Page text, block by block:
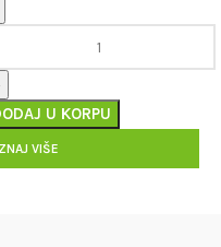
U KORPU
VIŠE